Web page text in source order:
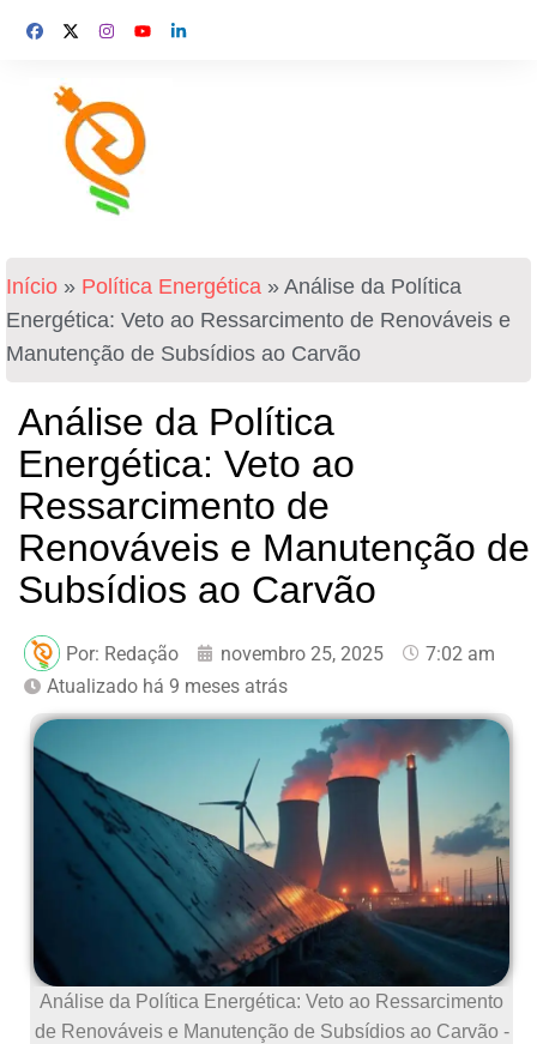
Início » Política Energética » Análise da Política
Energética: Veto ao Ressarcimento de Renováveis e
Manutenção de Subsídios ao Carvão
Análise da Política
Energética: Veto ao
Ressarcimento de
Renováveis e Manutenção de
Subsídios ao Carvão
Por: Redação novembro 25, 2025
7:02 am
Atualizado há 9 meses atrás
Análise da Política Energética: Veto ao Ressarcimento
de Renováveis e Manutenção de Subsídios ao Carvão -